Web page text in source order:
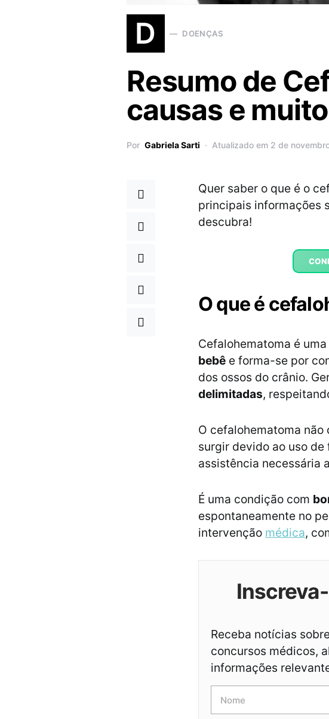
D DOENÇAS
Resumo de
causas e
Por Gabriela Sarti Atualizado em 2 de
Quer saber o que é o
principais informações
descubra!
O que é
Cefalohematoma é uma
bebê e forma-se por
dos ossos do crânio.
delimitadas,
O cefalohematoma
surgir devido ao uso
assistência necessária
É uma condição com
espontaneamente no
intervenção médica,
Receba notícias
concursos médicos,
informações